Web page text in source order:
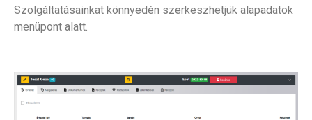
Szolgáltatásainkat könnyedén szerkeszhetjük alapadatok
menüpont alatt.